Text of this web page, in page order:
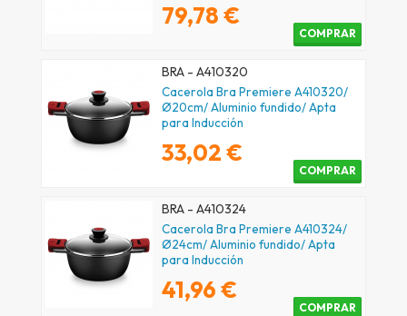
79,78 €
COMPRAR
BRA - A410320
Cacerola Bra Premiere A410320/
Ø20cm/ Aluminio fundido/ Apta
para Inducción
33,02 €
COMPRAR
BRA - A410324
Cacerola Bra Premiere A410324/
Ø24cm/ Aluminio fundido/ Apta
para Inducción
41,96 €
COMPRAR